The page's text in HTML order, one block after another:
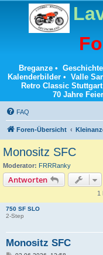
Breganze• Geschichte
Kalenderbilder• Valle
Retro Classic Stuttgart
70 Jahre
FAQ
Foren-Übersicht
Monositz SFC
Moderator: FRRRanky
Antworten
1
750 SF SLO
2-Step
Monositz SFC